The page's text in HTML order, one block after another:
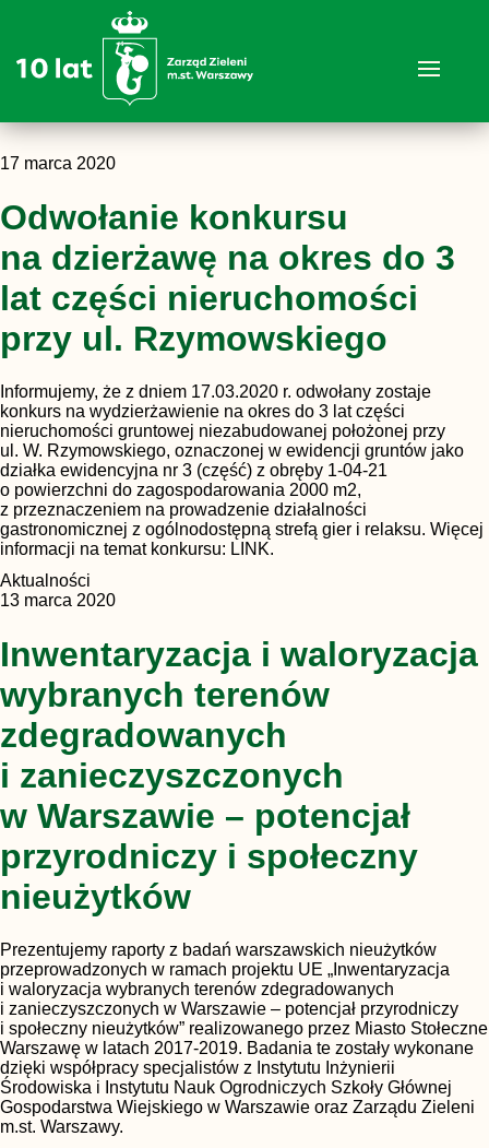
17 marca 2020
Odwołanie konkursu
na dzierżawę na okres do 3
lat części nieruchomości
przy ul. Rzymowskiego
Informujemy, że z dniem 17.03.2020 r. odwołany zostaje
konkurs na wydzierżawienie na okres do 3 lat części
nieruchomości gruntowej niezabudowanej położonej przy
ul. W. Rzymowskiego, oznaczonej w ewidencji gruntów jako
działka ewidencyjna nr 3 (część) z obręby 1-04-21
o powierzchni do zagospodarowania 2000 m2,
z przeznaczeniem na prowadzenie działalności
gastronomicznej z ogólnodostępną strefą gier i relaksu. Więcej
informacji na temat konkursu: LINK.
Aktualności
13 marca 2020
Inwentaryzacja i waloryzacja
wybranych terenów
zdegradowanych
i zanieczyszczonych
w Warszawie – potencjał
przyrodniczy i społeczny
nieużytków
Prezentujemy raporty z badań warszawskich nieużytków
przeprowadzonych w ramach projektu UE „Inwentaryzacja
i waloryzacja wybranych terenów zdegradowanych
i zanieczyszczonych w Warszawie – potencjał przyrodniczy
i społeczny nieużytków” realizowanego przez Miasto Stołeczne
Warszawę w latach 2017-2019. Badania te zostały wykonane
dzięki współpracy specjalistów z Instytutu Inżynierii
Środowiska i Instytutu Nauk Ogrodniczych Szkoły Głównej
Gospodarstwa Wiejskiego w Warszawie oraz Zarządu Zieleni
m.st. Warszawy.